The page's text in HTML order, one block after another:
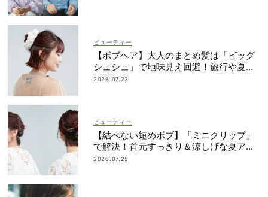
ビューティー
【ボブヘア】大人のまとめ髪は「ビッグ
シュシュ」で地味見え回避！旅行や夏祭
りにも
2026.07.23
ビューティー
【結べない短めボブ】「ミニクリップ」
で解決！首元すっきり＆涼しげな夏アレ
ンジ
2026.07.25